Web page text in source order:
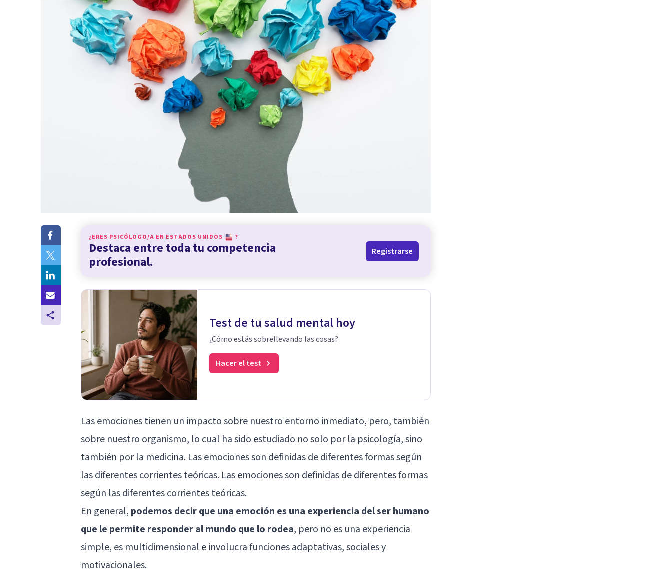
¿ERES PSICÓLOGO/A EN ESTADOS UNIDOS ?
Destaca entre toda tu competencia
profesional.
Registrarse
Test de tu salud mental hoy
¿Cómo estás sobrellevando las cosas?
Hacer el test
Las emociones tienen un impacto sobre nuestro entorno inmediato, pero, también
sobre nuestro organismo, lo cual ha sido estudiado no solo por la psicología, sino
también por la medicina. Las emociones son definidas de diferentes formas según
las diferentes corrientes teóricas. Las emociones son definidas de diferentes formas
según las diferentes corrientes teóricas.
En general, podemos decir que una emoción es una experiencia del ser humano
que le permite responder al mundo que lo rodea, pero no es una experiencia
simple, es multidimensional e involucra funciones adaptativas, sociales y
motivacionales.